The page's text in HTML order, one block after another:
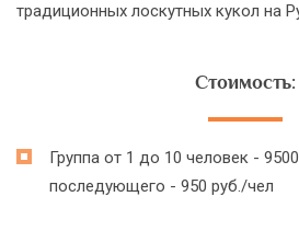
традиционных лоскутных кукол на
Стоимость:
Группа от 1 до 10 человек -
последующего - 950 руб./чел